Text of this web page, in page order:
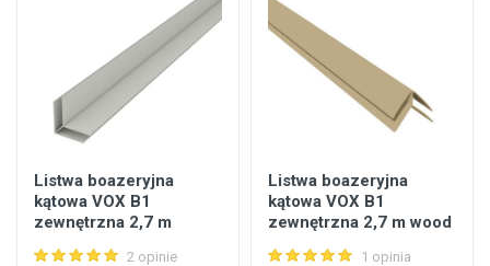
Listwa boazeryjna
kątowa VOX B1
zewnętrzna 2,7 m
2 opinie
Listwa boazeryjna
kątowa VOX B1
zewnętrzna 2,7 m wood
1 opinia